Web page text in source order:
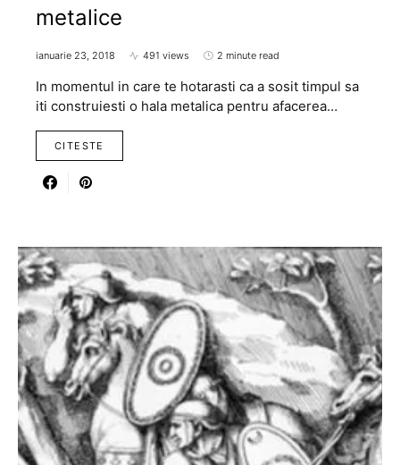
metalice
ianuarie 23, 2018 491 views 2 minute read
In momentul in care te hotarasti ca a sosit timpul sa
iti construiesti o hala metalica pentru afacerea…
CITESTE